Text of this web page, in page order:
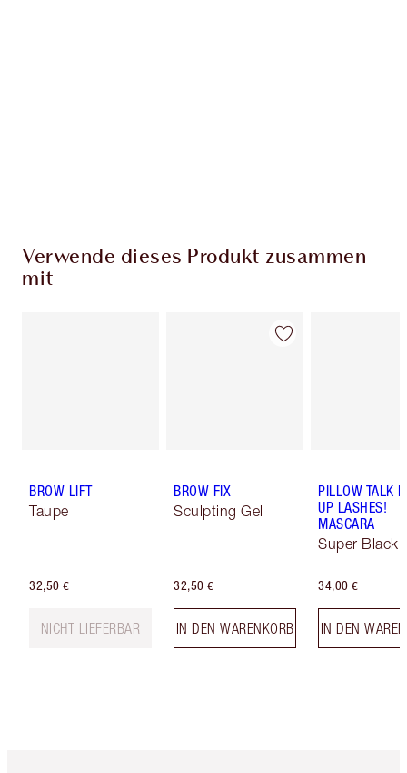
Verwende dieses Produkt zusammen
mit
BROW LIFT
Taupe
32,50 €
NICHT LIEFERBAR
BROW FIX
Sculpting Gel
32,50 €
IN DEN WARENKORB
PILLOW TALK
UP LASHES!
MASCARA
Super Black
34,00 €
IN DEN